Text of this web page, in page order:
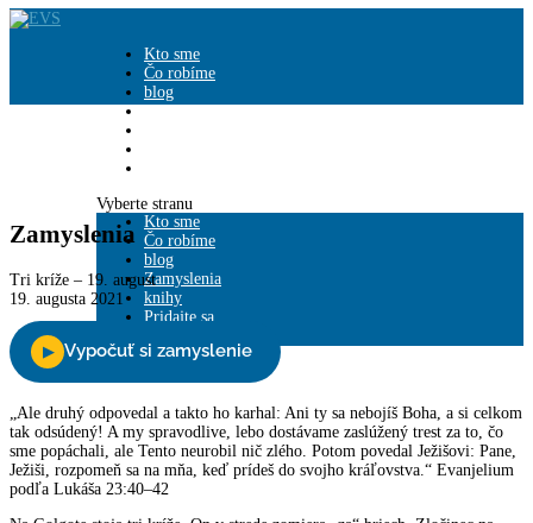
Close
Kto sme
Čo robíme
blog
Vyberte stranu
Kto sme
Čo robíme
blog
Zamyslenia
knihy
Pridajte sa
Zamyslenia
Tri kríže – 19. august
19. augusta 2021
„Ale druhý odpovedal a takto ho karhal: Ani ty sa nebojíš Boha, a si celkom
tak odsúdený! A my spravodlive, lebo dostávame zaslúžený trest za to, čo
sme popáchali, ale Tento neurobil nič zlého. Potom povedal Ježišovi: Pane,
Ježiši, rozpomeň sa na mňa, keď prídeš do svojho kráľovstva.“ Evanjelium
podľa Lukáša 23:40–42